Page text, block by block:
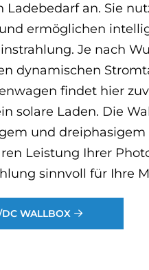
Ladebedarf an. Sie
ermöglichen
Je nach
dynamischen
findet hier
solare Laden. Die
und
Leistung Ihrer
sinnvoll für Ihre
DC WALLBOX